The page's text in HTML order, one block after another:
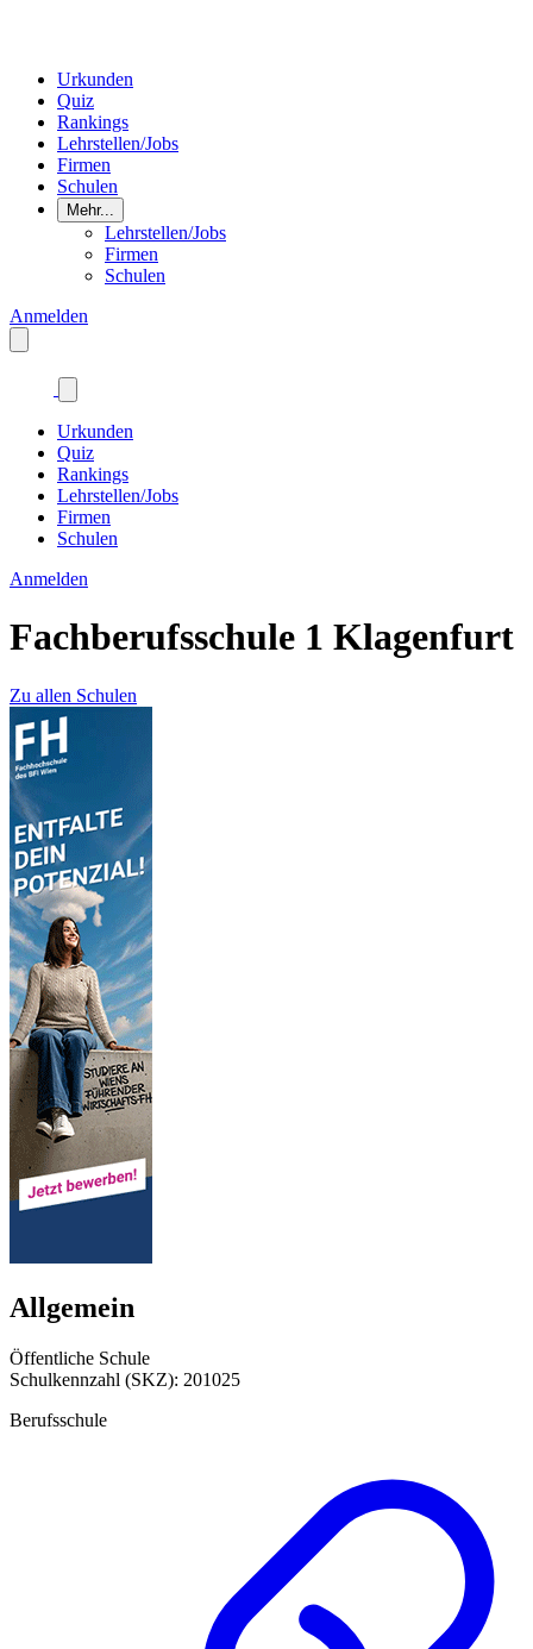
Urkunden
Quiz
Rankings
Lehrstellen/Jobs
Firmen
Schulen
Mehr...
Lehrstellen/Jobs
Firmen
Schulen
Anmelden
Urkunden
Quiz
Rankings
Lehrstellen/Jobs
Firmen
Schulen
Anmelden
Fachberufsschule 1 Klagenfurt
Zu allen Schulen
Allgemein
Öffentliche Schule
Schulkennzahl (SKZ): 201025
Berufsschule